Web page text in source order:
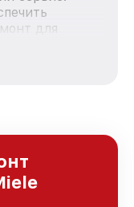
для
Miele, вне
Мы